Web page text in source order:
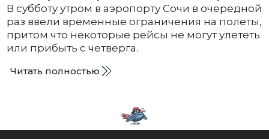
В субботу утром в аэропорту Сочи в очередной
раз ввели временные ограничения на полеты,
притом что некоторые рейсы не могут улететь
или прибыть с четверга.
Читать полностью